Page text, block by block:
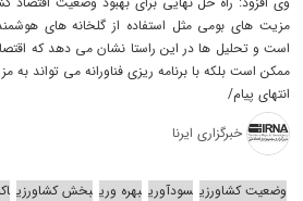
مزیت های بومی مثل استفاده از گلخانه های
است و تحلیل ها در این راستا نشان می دهد که
ممکن است بلکه با برنامه ریزی فناورانه می تواند به
انتهای پیام/
خبرگزاری ایرنا
وضعیت کشاورزی سودآوری بهره وری بخش کشاورزی